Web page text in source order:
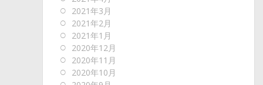
2021年3月
2021年2月
2021年1月
2020年12月
2020年11月
2020年10月